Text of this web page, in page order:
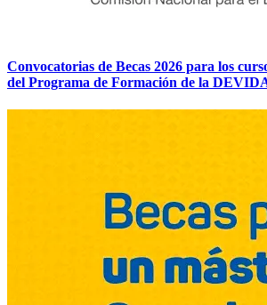
Convocatorias de Becas 2026 para los
del Programa de Formación de la